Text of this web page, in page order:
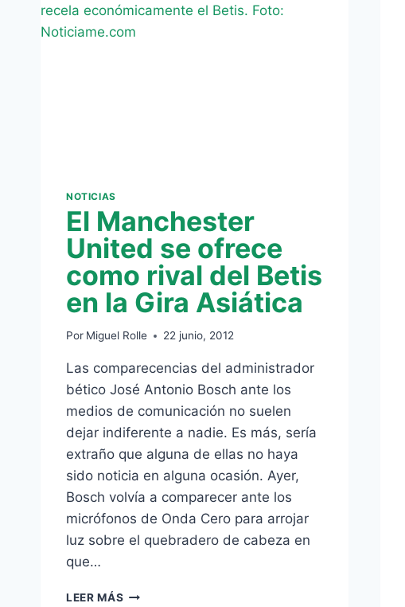
EL
2015/16
NOTICIAS
El Manchester
United se ofrece
como rival del Betis
en la Gira Asiática
Por Miguel Rolle 22 junio, 2012
Las comparecencias del administrador
bético José Antonio Bosch ante los
medios de comunicación no suelen
dejar indiferente a nadie. Es más, sería
extraño que alguna de ellas no haya
sido noticia en alguna ocasión. Ayer,
Bosch volvía a comparecer ante los
micrófonos de Onda Cero para arrojar
luz sobre el quebradero de cabeza en
que…
LEER MÁS